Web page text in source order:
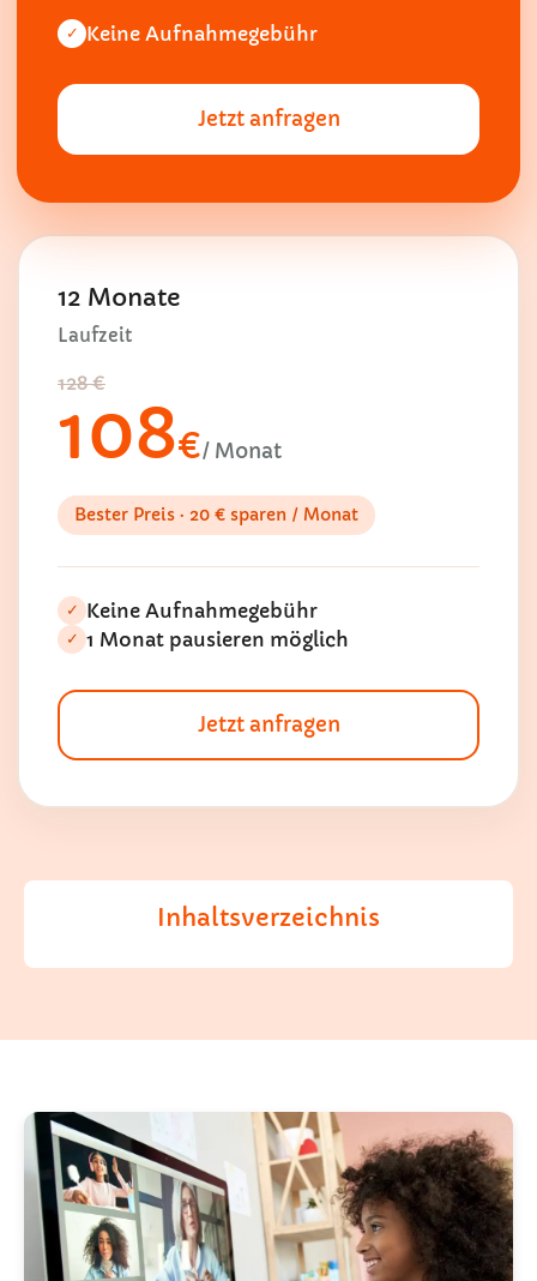
✓ Keine Aufnahmegebühr
Jetzt anfragen
12 Monate
Laufzeit
128 €
108€/ Monat
Bester Preis · 20 € sparen / Monat
✓ Keine Aufnahmegebühr
✓ 1 Monat pausieren möglich
Jetzt anfragen
Inhaltsverzeichnis